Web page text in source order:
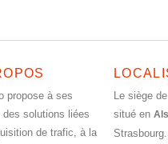
propose à ses
des solutions liées
de trafic, à la
Le siège
situé en